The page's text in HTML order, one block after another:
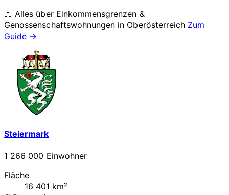
📖 Alles über Einkommensgrenzen &
Genossenschaftswohnungen in Oberösterreich Zum
Guide →
Steiermark
1 266 000 Einwohner
Fläche
16 401 km²